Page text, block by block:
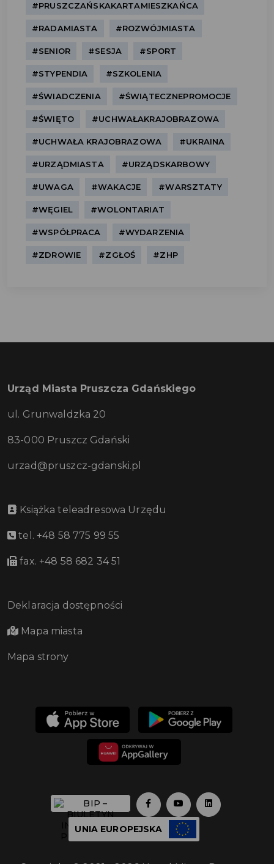
#PRUSZCZAŃSKAKARTAMIESZKAŃCA
#RADAMIASTA #ROZWÓJMIASTA
#SENIOR #SESJA #SPORT
#STYPENDIA #SZKOLENIA
#ŚWIADCZENIA #ŚWIĄTECZNEPROMOCJE
#ŚWIĘTO #UCHWAŁAKRAJOBRAZOWA
#UCHWAŁA KRAJOBRAZOWA #UKRAINA
#URZĄDMIASTA #URZĄDSKARBOWY
#UWAGA #WAKACJE #WARSZTATY
#WĘGIEL #WOLONTARIAT
#WSPÓŁPRACA #WYDARZENIA
#ZDROWIE #ZGŁOŚ #ZHP
Urząd Miasta Pruszcza Gdańskiego
ul. Grunwaldzka 20
83-000 Pruszcz Gdański
urzad@pruszcz-gdanski.pl
Książka teleadresowa Urzędu
tel. +48 58 775 99 55
fax. +48 58 682 34 51
Deklaracja dostępności
Mapa miasta
Mapa strony
UNIA EUROPEJSKA